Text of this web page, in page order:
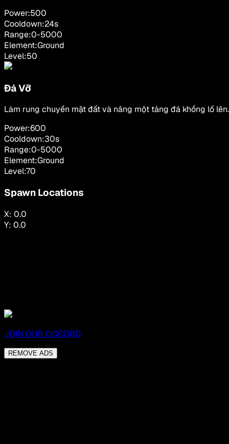
Power:500
Cooldown:24s
Range:0-5000
Element:Ground
Level:50
Đá Vỡ
Làm rung chuyển mặt đất và nâng một tảng đá khổng lồ lên.
Power:600
Cooldown:30s
Range:0-5000
Element:Ground
Level:70
Spawn Locations
X: 0.0
Y: 0.0
JOIN OUR DISCORD
REMOVE ADS